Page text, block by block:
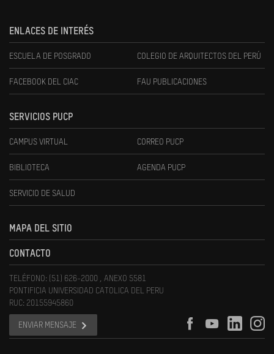
ENLACES DE INTERÉS
ESCUELA DE POSGRADO COLEGIO DE ARQUITECTOS DEL PERÚ
FACEBOOK DEL CIAC FAU PUBLICACIONES
SERVICIOS PUCP
CAMPUS VIRTUAL CORREO PUCP
BIBLIOTECA AGENDA PUCP
SERVICIO DE SALUD
MAPA DEL SITIO
CONTACTO
TELÉFONO: (51) 626-2000 , ANEXO 5581
PONTIFICIA UNIVERSIDAD CATOLICA DEL PERU
RUC: 20155945860
ENVIAR MENSAJE